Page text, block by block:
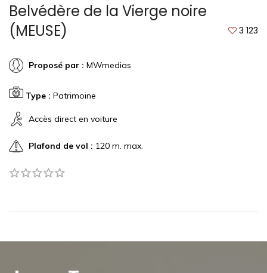
Belvédère de la Vierge noire
(MEUSE)
3 123
Proposé par : MWmedias
Type : Patrimoine
Accès direct en voiture
Plafond de vol : 120 m. max.